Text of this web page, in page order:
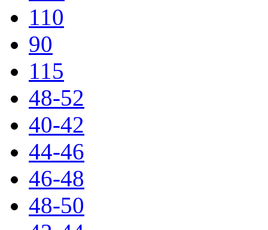
110
90
115
48-52
40-42
44-46
46-48
48-50